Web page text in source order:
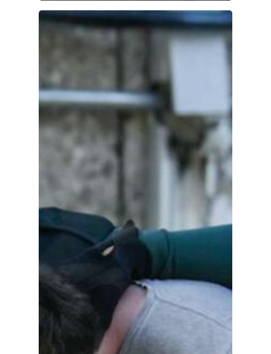
Talavera
Deportes
Sucesos
Planeta Rural
Especiales
Política
Galerías